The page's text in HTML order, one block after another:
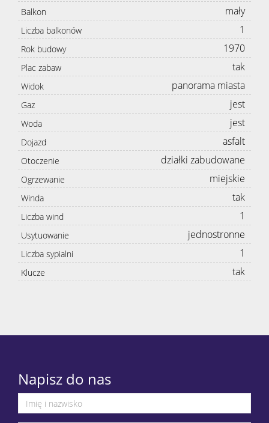
Balkon mały
Liczba balkonów 1
Rok budowy 1970
Plac zabaw tak
Widok panorama miasta
Gaz jest
Woda jest
Dojazd asfalt
Otoczenie działki zabudowane
Ogrzewanie miejskie
Winda tak
Liczba wind 1
Usytuowanie jednostronne
Liczba sypialni 1
Klucze tak
Napisz do nas